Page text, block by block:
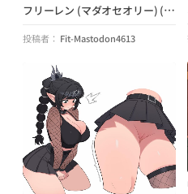
フリーレン (マダオセオリー) (創造のフリーレン)
投稿者： Fit-Mastodon4613